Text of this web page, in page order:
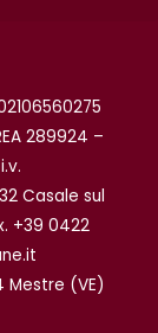
289924 –
Casale sul
+39 0422
Mestre (VE)